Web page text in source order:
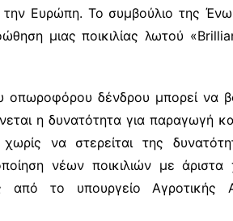
Ευρώπη. Το συμβούλιο της
μιας ποικιλίας λωτού
οπωροφόρου δένδρου μπορεί να
η δυνατότητα για παραγωγή
να στερείται της
νέων ποικιλιών με άριστα
από το υπουργείο Αγροτικής